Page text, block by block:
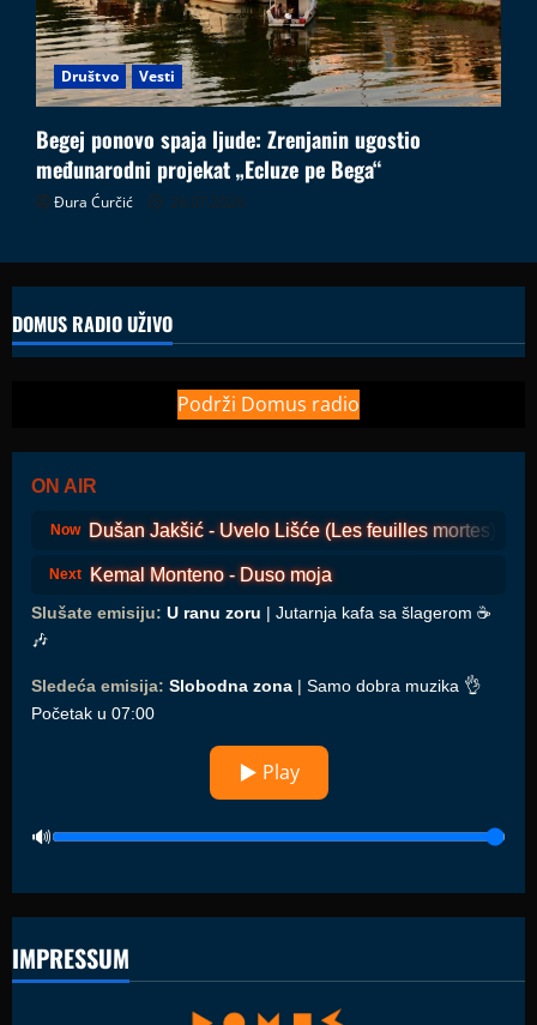
Društvo Vesti
Begej ponovo spaja ljude: Zrenjanin ugostio
međunarodni projekat „Ecluze pe Bega“
Đura Ćurčić 26.07.2026
DOMUS RADIO UŽIVO
Podrži Domus radio
ON AIR
Now Dušan Jakšić - Uvelo Lišće (Les feuilles mortes)
Next Kemal Monteno - Duso moja
Slušate emisiju: U ranu zoru | Jutarnja kafa sa šlagerom ☕️
🎶
Sledeća emisija: Slobodna zona | Samo dobra muzika 👌
Početak u 07:00
▶ Play
IMPRESSUM